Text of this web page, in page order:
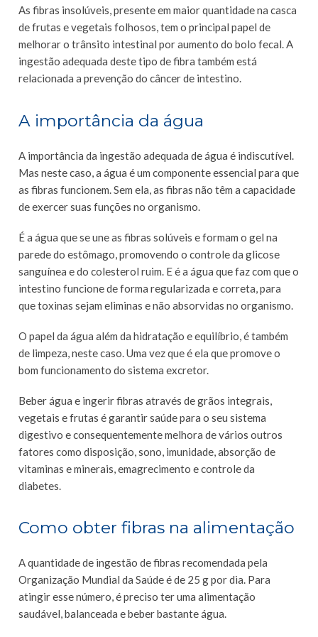
As fibras insolúveis, presente em maior quantidade na casca
de frutas e vegetais folhosos, tem o principal papel de
melhorar o trânsito intestinal por aumento do bolo fecal. A
ingestão adequada deste tipo de fibra também está
relacionada a prevenção do câncer de intestino.
A importância da água
A importância da ingestão adequada de água é indiscutível.
Mas neste caso, a água é um componente essencial para que
as fibras funcionem. Sem ela, as fibras não têm a capacidade
de exercer suas funções no organismo.
É a água que se une as fibras solúveis e formam o gel na
parede do estômago, promovendo o controle da glicose
sanguínea e do colesterol ruim. E é a água que faz com que o
intestino funcione de forma regularizada e correta, para
que toxinas sejam eliminas e não absorvidas no organismo.
O papel da água além da hidratação e equilíbrio, é também
de limpeza, neste caso. Uma vez que é ela que promove o
bom funcionamento do sistema excretor.
Beber água e ingerir fibras através de grãos integrais,
vegetais e frutas é garantir saúde para o seu sistema
digestivo e consequentemente melhora de vários outros
fatores como disposição, sono, imunidade, absorção de
vitaminas e minerais, emagrecimento e controle da
diabetes.
Como obter fibras na alimentação
A quantidade de ingestão de fibras recomendada pela
Organização Mundial da Saúde é de 25 g por dia. Para
atingir esse número, é preciso ter uma alimentação
saudável, balanceada e beber bastante água.